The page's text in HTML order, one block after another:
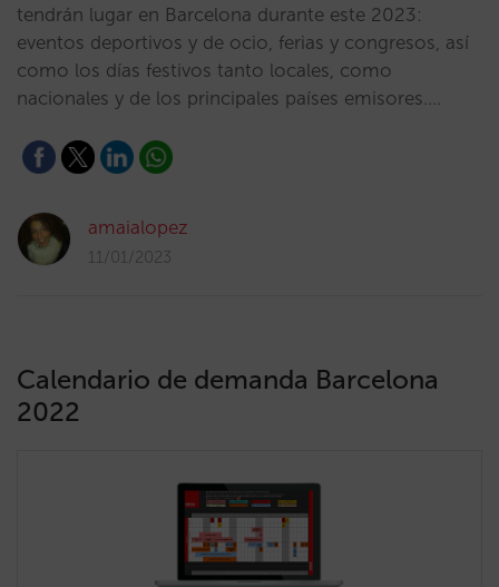
tendrán lugar en Barcelona durante este 2023:
eventos deportivos y de ocio, ferias y congresos, así
como los días festivos tanto locales, como
nacionales y de los principales países emisores.…
amaialopez
11/01/2023
Calendario de demanda Barcelona
2022